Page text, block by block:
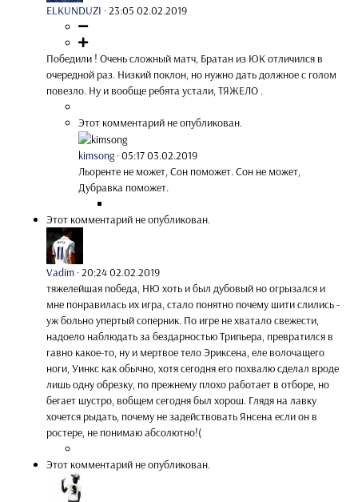
ELKUNDUZI ·23:05 02.02.2019
Победили ! Очень сложный матч, Братан из ЮК отличился в
очередной раз. Низкий поклон, но нужно дать должное с голом
повезло. Ну и вообще ребята устали, ТЯЖЕЛО .
Этот комментарий не опубликован.
kimsong ·05:17 03.02.2019
Льоренте не может, Сон поможет. Сон не может,
Дубравка поможет.
Этот комментарий не опубликован.
Vadim ·20:24 02.02.2019
тяжелейшая победа, НЮ хоть и был дубовый но огрызался и
мне понравилась их игра, стало понятно почему шити слились -
уж больно упертый соперник. По игре не хватало свежести,
надоело наблюдать за бездарностью Трипьера, превратился в
гавно какое-то, ну и мертвое тело Эриксена, еле волочащего
ноги, Уинкс как обычно, хотя сегодня его похвалю сделал вроде
лишь одну обрезку, по прежнему плохо работает в отборе, но
бегает шустро, вобщем сегодня был хорош. Глядя на лавку
хочется рыдать, почему не задействовать Янсена если он в
ростере, не понимаю абсолютно!(
Этот комментарий не опубликован.